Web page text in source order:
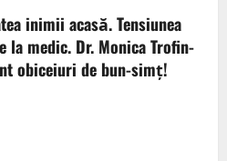
inimii acasă. Tensiunea
medic. Dr. Monica Trofin-
obiceiuri de bun-simț!